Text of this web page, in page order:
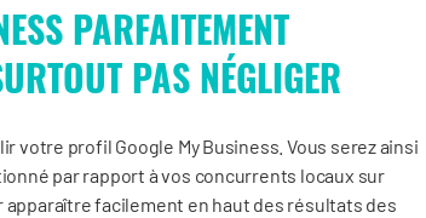
PARFAITEMENT
PAS NÉGLIGER
votre profil Google My Business. Vous serez ainsi
par rapport à vos concurrents locaux sur
apparaître facilement en haut des résultats des